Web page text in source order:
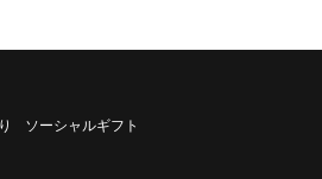
ソーシャルギフト